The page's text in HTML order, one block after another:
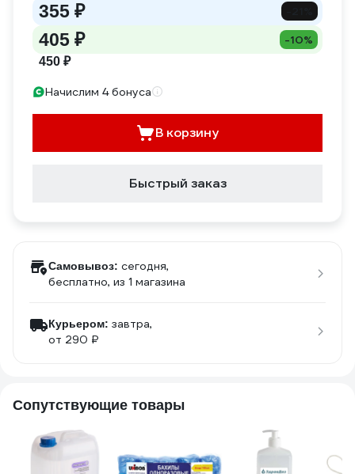
355 ₽
405 ₽ -10%
450 ₽
Начислим 4 бонуса
В корзину
Быстрый заказ
Самовывоз: сегодня,
бесплатно, из 1 магазина
Курьером: завтра,
от 290 ₽
Сопутствующие товары